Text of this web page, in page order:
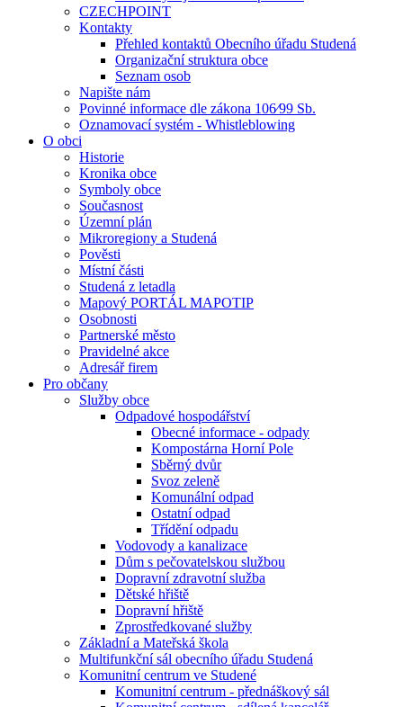
CZECHPOINT
Kontakty
Přehled kontaktů Obecního úřadu Studená
Organizační struktura obce
Seznam osob
Napište nám
Povinné informace dle zákona 106⁄99 Sb.
Oznamovací systém - Whistleblowing
O obci
Historie
Kronika obce
Symboly obce
Současnost
Územní plán
Mikroregiony a Studená
Pověsti
Místní části
Studená z letadla
Mapový PORTÁL MAPOTIP
Osobnosti
Partnerské město
Pravidelné akce
Adresář firem
Pro občany
Služby obce
Odpadové hospodářství
Obecné informace - odpady
Kompostárna Horní Pole
Sběrný dvůr
Svoz zeleně
Komunální odpad
Ostatní odpad
Třídění odpadu
Vodovody a kanalizace
Dům s pečovatelskou službou
Dopravní zdravotní služba
Dětské hřiště
Dopravní hřiště
Zprostředkované služby
Základní a Mateřská škola
Multifunkční sál obecního úřadu Studená
Komunitní centrum ve Studené
Komunitní centrum - přednáškový sál